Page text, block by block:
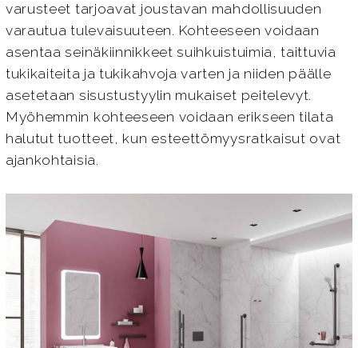
varusteet tarjoavat joustavan mahdollisuuden
varautua tulevaisuuteen. Kohteeseen voidaan
asentaa seinäkiinnikkeet suihkuistuimia, taittuvia
tukikaiteita ja tukikahvoja varten ja niiden päälle
asetetaan sisustustyylin mukaiset peitelevyt.
Myöhemmin kohteeseen voidaan erikseen tilata
halutut tuotteet, kun esteettömyysratkaisut ovat
ajankohtaisia.